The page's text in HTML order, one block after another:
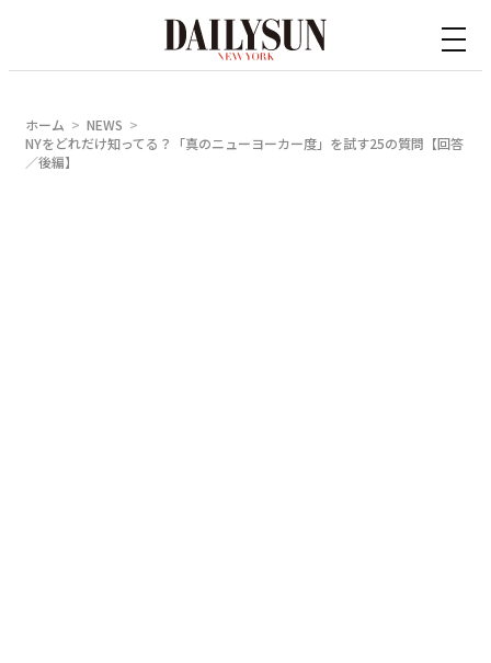
ホーム
NEWS
NYをどれだけ知ってる？「真のニューヨーカー度」を試す25の質問【回答
／後編】